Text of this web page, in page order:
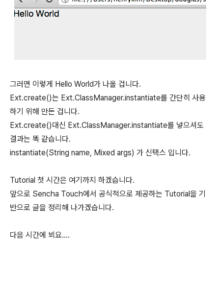
그러면 이렇게 Hello World가 나올 겁니다.
Ext.create()는 Ext.ClassManager.instantiate를 간단히 사용
하기 위해 만든 겁니다.
Ext.create()대신 Ext.ClassManager.instantiate를 넣으셔도
결과는 똑 같습니다.
instantiate(String name, Mixed args) 가 신택스 입니다.
Tutorial 첫 시간은 여기까지 하겠습니다.
앞으로 Sencha Touch에서 공식적으로 제공하는 Tutorial을 기
반으로 글을 정리해 나가겠습니다.
다음 시간에 뵈요....